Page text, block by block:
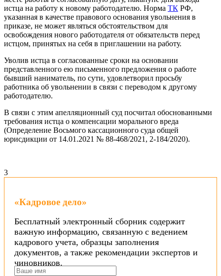
истца на работу к новому работодателю. Норма ТК РФ,
указанная в качестве правового основания увольнения в
приказе, не может являться обстоятельством для
освобождения нового работодателя от обязательств перед
истцом, принятых на себя в приглашении на работу.
Уволив истца в согласованные сроки на основании
представленного ею письменного предложения о работе
бывший наниматель, по сути, удовлетворил просьбу
работника об увольнении в связи с переводом к другому
работодателю.
В связи с этим апелляционный суд посчитал обоснованными
требования истца о компенсации морального вреда
(Определение Восьмого кассационного суда общей
юрисдикции от 14.01.2021 № 88-468/2021, 2-184/2020).
3
«Кадровое дело»
Бесплатный электронный сборник содержит
важную информацию, связанную с ведением
кадрового учета, образцы заполнения
документов, а также рекомендации экспертов и
чиновников.